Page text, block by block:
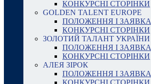
КОНКУРСНІ СТОРІНКИ
GOLDEN TALENT EUROPE
ПОЛОЖЕННЯ І ЗАЯВКА
КОНКУРСНІ СТОРІНКИ
ЗОЛОТИЙ ТАЛАНТ УКРАЇНИ
ПОЛОЖЕННЯ І ЗАЯВКА
КОНКУРСНІ СТОРІНКИ
АЛЕЯ ЗІРОК
ПОЛОЖЕННЯ І ЗАЯВКА
КОНКУРСНІ СТОРІНКИ